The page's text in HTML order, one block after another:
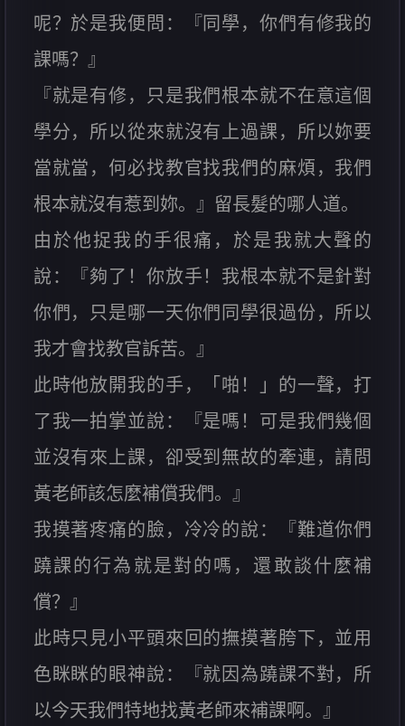
呢？於是我便問：『同學，你們有修我的
課嗎？』
『就是有修，只是我們根本就不在意這個
學分，所以從來就沒有上過課，所以妳要
當就當，何必找教官找我們的麻煩，我們
根本就沒有惹到妳。』留長髮的哪人道。
由於他捉我的手很痛，於是我就大聲的
說：『夠了！你放手！我根本就不是針對
你們，只是哪一天你們同學很過份，所以
我才會找教官訴苦。』
此時他放開我的手，「啪！」的一聲，打
了我一拍掌並說：『是嗎！可是我們幾個
並沒有來上課，卻受到無故的牽連，請問
黃老師該怎麼補償我們。』
我摸著疼痛的臉，冷冷的說：『難道你們
蹺課的行為就是對的嗎，還敢談什麼補
償？』
此時只見小平頭來回的撫摸著胯下，並用
色眯眯的眼神說：『就因為蹺課不對，所
以今天我們特地找黃老師來補課啊。』